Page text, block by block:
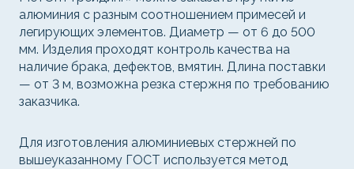
алюминия с разным соотношением примесей и
легирующих элементов. Диаметр — от 6 до 500
мм. Изделия проходят контроль качества на
наличие брака, дефектов, вмятин. Длина поставки
— от 3 м, возможна резка стержня по требованию
заказчика.
Для изготовления алюминиевых стержней по
вышеуказанному ГОСТ используется метод